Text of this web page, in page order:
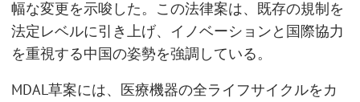
幅な変更を示唆した。この法律案は、既存の規制を
法定レベルに引き上げ、イノベーションと国際協力
を重視する中国の姿勢を強調している。
MDAL草案には、医療機器の全ライフサイクルをカ